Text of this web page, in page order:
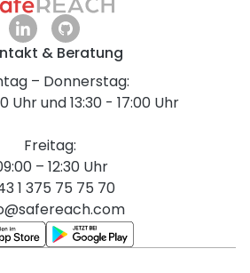
& Beratung
– Donnerstag:
Uhr und 13:30 - 17:00 Uhr
Freitag:
– 12:30 Uhr
1 375 75 75 70